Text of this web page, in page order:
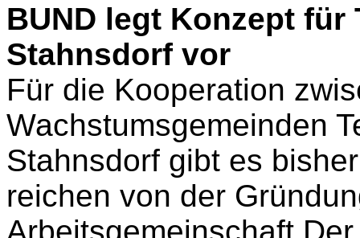
BUND legt Konzept
Stahnsdorf vor
Für die Kooperation
Wachstumsgemeinden
Stahnsdorf gibt es
reichen von der
Arbeitsgemeinschaft